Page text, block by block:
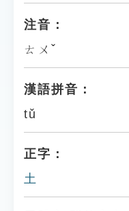
注音：
ㄊㄨˇ
漢語拼音：
tǔ
正字：
土